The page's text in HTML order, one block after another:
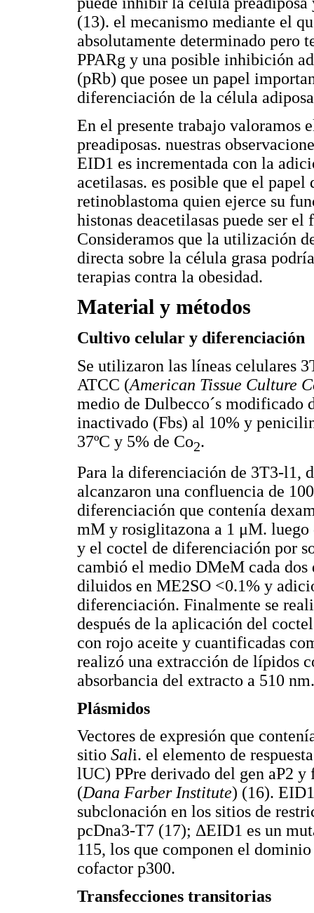
(13). el mecanismo mediante el
absolutamente determinado pero
PPARg y una posible inhibición
(pRb) que posee un papel
diferenciación de la célula
En el presente trabajo valoramos
preadiposas. nuestras
EID1 es incrementada con la
acetilasas. es posible que el
retinoblastoma quien ejerce su
histonas deacetilasas puede ser
Consideramos que la utilización
directa sobre la célula grasa
terapias contra la obesidad.
Material y métodos
Cultivo celular y diferenciación
Se utilizaron las líneas celulares
ATCC (American Tissue Culture
medio de Dulbecco´s modificado
inactivado (Fbs) al 10% y
37ºC y 5% de Co2.
Para la diferenciación de 3T3-l1,
alcanzaron una confluencia de
diferenciación que contenía
mM y rosiglitazona a 1 μM. luego
y el coctel de diferenciación por
cambió el medio DMeM cada
diluidos en ME2SO <0.1% y
diferenciación. Finalmente se
después de la aplicación del
con rojo aceite y cuantificadas
realizó una extracción de lípidos
absorbancia del extracto a 510 nm.
Plásmidos
Vectores de expresión que
sitio Sali. el elemento de
lUC) PPre derivado del gen aP2
(Dana Farber Institute) (16).
subclonación en los sitios de
pcDna3-T7 (17); ΔEID1 es un
115, los que componen el
cofactor p300.
Transfecciones transitorias